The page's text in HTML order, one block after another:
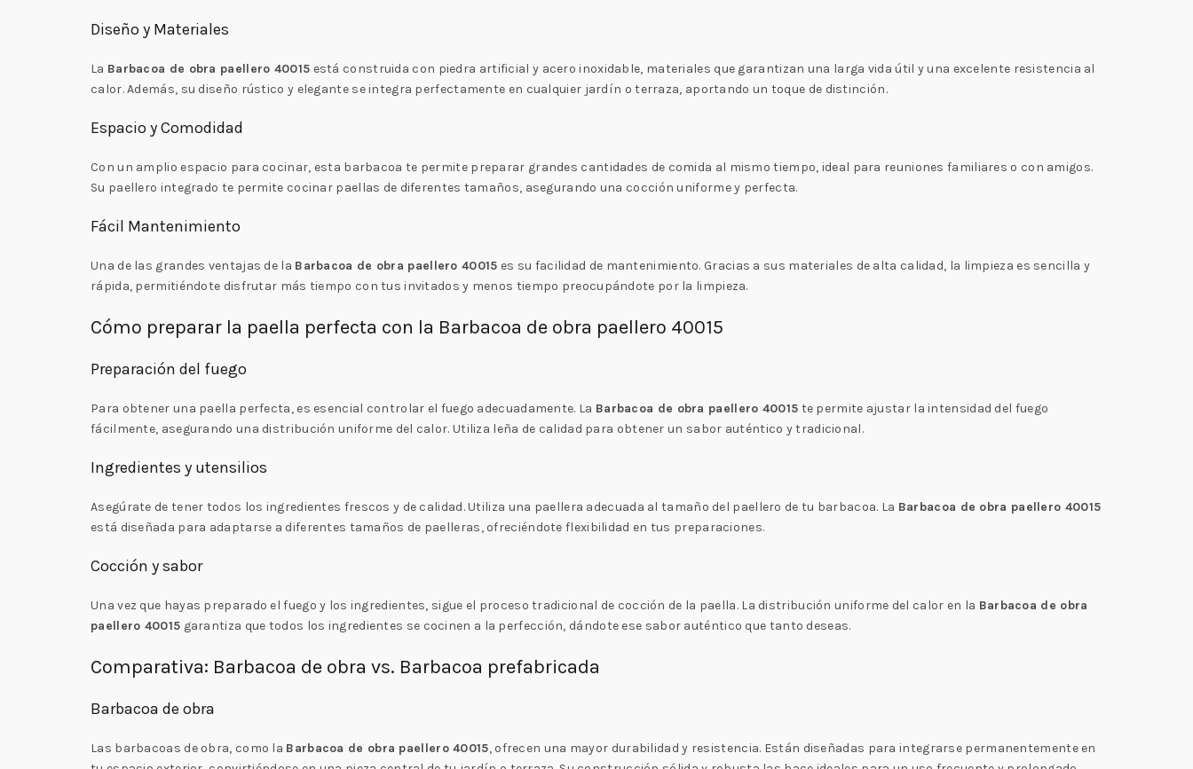
Diseño y Materiales
La Barbacoa de obra paellero 40015 está construida con piedra artificial y acero inoxidable, materiales que garantizan una larga vida útil y una excelente resistencia al
calor. Además, su diseño rústico y elegante se integra perfectamente en cualquier jardín o terraza, aportando un toque de distinción.
Espacio y Comodidad
Con un amplio espacio para cocinar, esta barbacoa te permite preparar grandes cantidades de comida al mismo tiempo, ideal para reuniones familiares o con amigos.
Su paellero integrado te permite cocinar paellas de diferentes tamaños, asegurando una cocción uniforme y perfecta.
Fácil Mantenimiento
Una de las grandes ventajas de la Barbacoa de obra paellero 40015 es su facilidad de mantenimiento. Gracias a sus materiales de alta calidad, la limpieza es sencilla y
rápida, permitiéndote disfrutar más tiempo con tus invitados y menos tiempo preocupándote por la limpieza.
Cómo preparar la paella perfecta con la Barbacoa de obra paellero 40015
Preparación del fuego
Para obtener una paella perfecta, es esencial controlar el fuego adecuadamente. La Barbacoa de obra paellero 40015 te permite ajustar la intensidad del fuego
fácilmente, asegurando una distribución uniforme del calor. Utiliza leña de calidad para obtener un sabor auténtico y tradicional.
Ingredientes y utensilios
Asegúrate de tener todos los ingredientes frescos y de calidad. Utiliza una paellera adecuada al tamaño del paellero de tu barbacoa. La Barbacoa de obra paellero 40015
está diseñada para adaptarse a diferentes tamaños de paelleras, ofreciéndote flexibilidad en tus preparaciones.
Cocción y sabor
Una vez que hayas preparado el fuego y los ingredientes, sigue el proceso tradicional de cocción de la paella. La distribución uniforme del calor en la Barbacoa de obra
paellero 40015 garantiza que todos los ingredientes se cocinen a la perfección, dándote ese sabor auténtico que tanto deseas.
Comparativa: Barbacoa de obra vs. Barbacoa prefabricada
Barbacoa de obra
Las barbacoas de obra, como la Barbacoa de obra paellero 40015, ofrecen una mayor durabilidad y resistencia. Están diseñadas para integrarse permanentemente en